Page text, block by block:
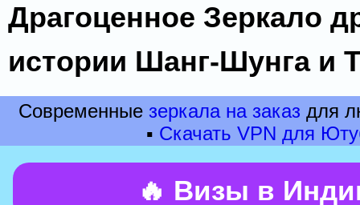
Драгоценное Зеркало
истории Шанг-Шунга и
Современные зеркала на заказ для
▪ Скачать VPN для
🔥 Визы в